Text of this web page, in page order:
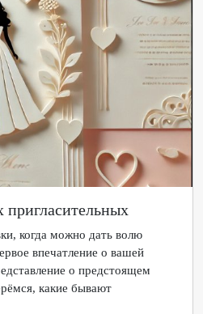
пригласительных
когда можно дать волю
впечатление о вашей
о предстоящем
какие бывают